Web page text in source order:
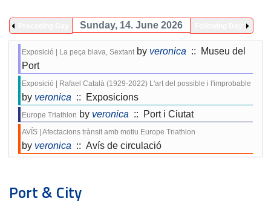
Sunday, 14. June 2026
Exposició | La peça blava, Sextant by veronica :: Museu del
Port
Exposició | Rafael Català (1929-2022) L'art del possible i l'improbable
by veronica :: Exposicions
Europe Triathlon by veronica :: Port i Ciutat
AVÍS | Afectacions trànsit amb motiu Europe Triathlon
by veronica :: Avís de circulació
Port & City